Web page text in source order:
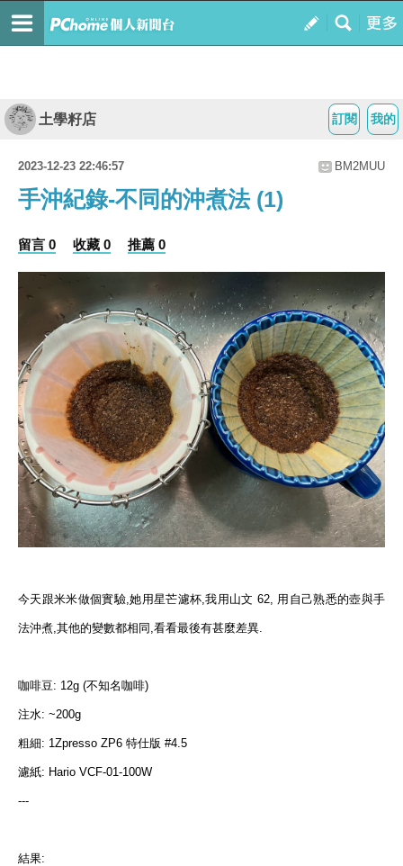
我的
訂閱
土學籽店
2023-12-23 22:46:57 BM2MUU
手沖紀錄-不同的沖煮法 (1)
留言 0 收藏 0 推薦 0
今天跟米米做個實驗,她用星芒濾杯,我用山文 62, 用自己熟悉的壺與手
法沖煮,其他的變數都相同,看看最後有甚麼差異.
咖啡豆: 12g (不知名咖啡)
注水: ~200g
粗細: 1Zpresso ZP6 特仕版 #4.5
濾紙: Hario VCF-01-100W
---
結果: